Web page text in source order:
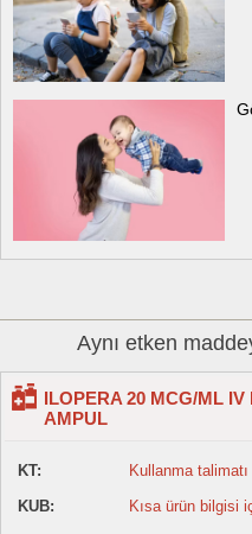
Aynı etken
ILOPERA 20 MCG/ML IV
AMPUL
KT:
Kullanma
KUB:
Kısa ürün bilgisi